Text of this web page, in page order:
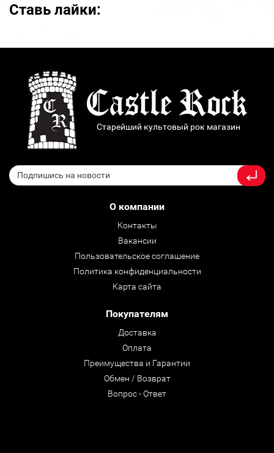
Ставь лайки:
Старейший культовый рок магазин
О компании
Контакты
Вакансии
Пользовательское соглашение
Политика конфиденциальности
Карта сайта
Покупателям
Доставка
Оплата
Преимущества и Гарантии
Обмен / Возврат
Вопрос - Ответ